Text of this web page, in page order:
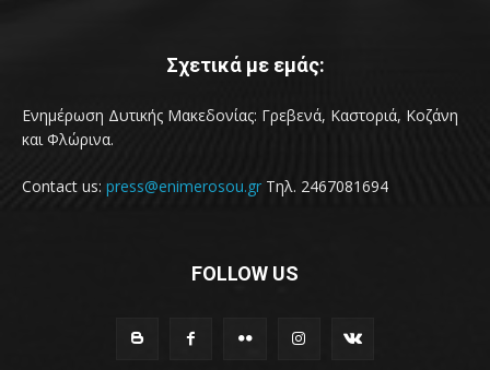
Σχετικά με εμάς:
Ενημέρωση Δυτικής Μακεδονίας: Γρεβενά, Καστοριά, Κοζάνη
και Φλώρινα.
Contact us: press@enimerosou.gr Τηλ. 2467081694
FOLLOW US